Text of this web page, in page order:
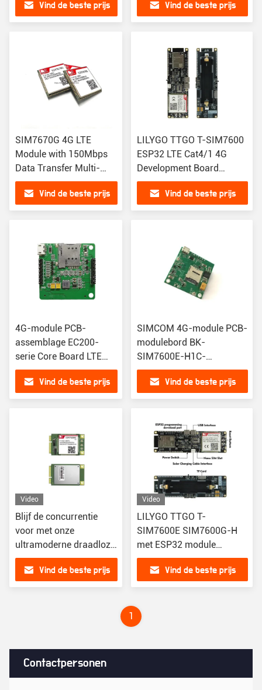
Contactpersonen
PCIe Module
Vind de beste prijs
M2M Applications
Vind de beste prijs
SIM7670G 4G LTE
Module with 150Mbps
Data Transfer Multi-
Band LTE-FDD for IoT
Applications in LGA
Package
Vind de beste prijs
LILYGO TTGO T-SIM7600
ESP32 LTE Cat4/1 4G
Development Board
SIM7600G-H R2
SIM7600SA-H SIM7600E-
H SIM7600E-L1C
Vind de beste prijs
4G-module PCB-
assemblage EC200-
serie Core Board LTE
Cat4 IoT draadloze
module ontwikkeling
Core Board EC200A-CN
Vind de beste prijs
SIMCOM 4G-module PCB-
modulebord BK-
SIM7600E-H1C-
ontwikkelingsbord LTE
NB-IoT-module
Vind de beste prijs
Video
Blijf de concurrentie
voor met onze
ultramoderne draadloze
module
Vind de beste prijs
Video
LILYGO TTGO T-
SIM7600E SIM7600G-H
met ESP32 module
ESP32-WROVER WiFi BLE
18560 accuhouder
Vind de beste prijs
1